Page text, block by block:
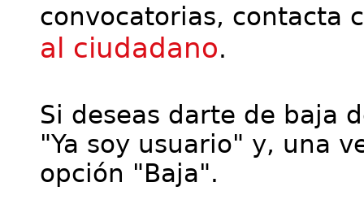
convocatorias, contacta
al ciudadano.
Si deseas darte de baja
"Ya soy usuario" y, una
opción "Baja".